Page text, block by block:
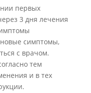
первых
3 дня лечения
новые симптомы,
с врачом.
тем
и в тех